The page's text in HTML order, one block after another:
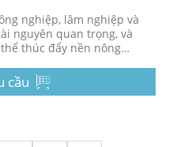
nghiệp, lâm nghiệp và
nguyên quan trọng, và
thúc đẩy nền nông
cầu